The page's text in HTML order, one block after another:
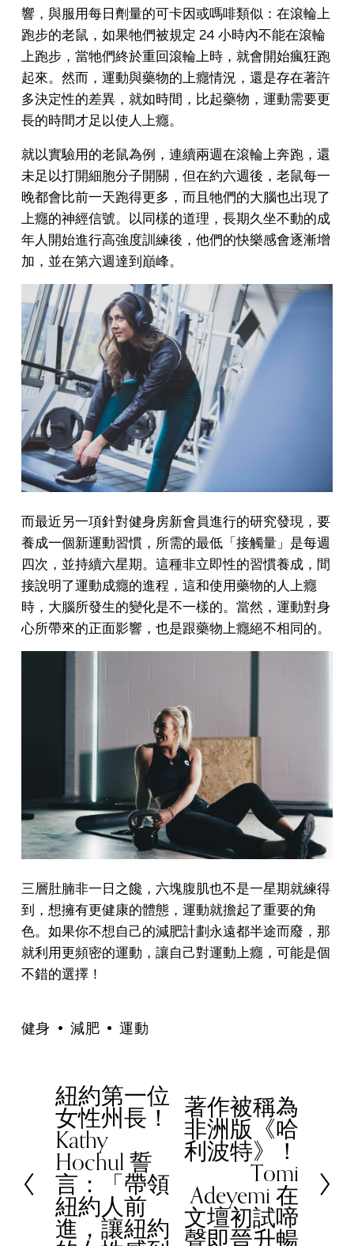
響，與服用每日劑量的可卡因或嗎啡類似：在滾輪上
跑步的老鼠，如果牠們被規定 24 小時內不能在滾輪
上跑步，當牠們終於重回滾輪上時，就會開始瘋狂跑
起來。然而，運動與藥物的上癮情況，還是存在著許
多決定性的差異，就如時間，比起藥物，運動需要更
長的時間才足以使人上癮。
就以實驗用的老鼠為例，連續兩週在滾輪上奔跑，還
未足以打開細胞分子開關，但在約六週後，老鼠每一
晚都會比前一天跑得更多，而且牠們的大腦也出現了
上癮的神經信號。以同樣的道理，長期久坐不動的成
年人開始進行高強度訓練後，他們的快樂感會逐漸增
加，並在第六週達到巔峰。
而最近另一項針對健身房新會員進行的研究發現，要
養成一個新運動習慣，所需的最低「接觸量」是每週
四次，並持續六星期。這種非立即性的習慣養成，間
接說明了運動成癮的進程，這和使用藥物的人上癮
時，大腦所發生的變化是不一樣的。當然，運動對身
心所帶來的正面影響，也是跟藥物上癮絕不相同的。
三層肚腩非一日之饞，六塊腹肌也不是一星期就練得
到，想擁有更健康的體態，運動就擔起了重要的角
色。如果你不想自己的減肥計劃永遠都半途而廢，那
就利用更頻密的運動，讓自己對運動上癮，可能是個
不錯的選擇！
健身 減肥 運動
P
r
e
v
i
o
u
紐約第一位
女性州長！
Kathy
Hochul 誓
言：「帶領
紐約人前
進，讓紐約
N著作被稱為
非洲版《哈
利波特》！
Tomi
Adeyemi 在
文壇初試啼
聲即晉升暢